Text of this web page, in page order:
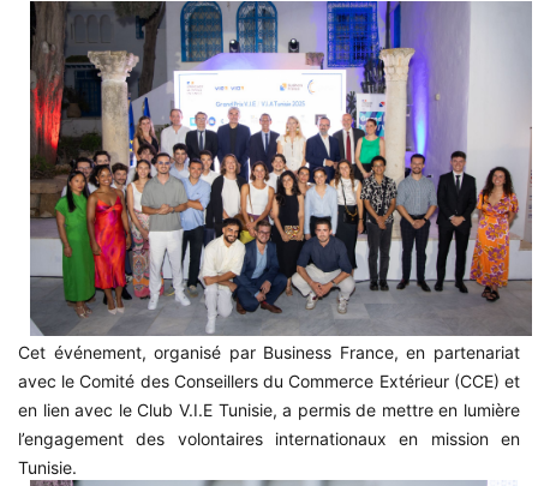
Cet événement, organisé par Business France, en partenariat
avec le Comité des Conseillers du Commerce Extérieur (CCE) et
en lien avec le Club V.I.E Tunisie, a permis de mettre en lumière
l’engagement des volontaires internationaux en mission en
Tunisie.